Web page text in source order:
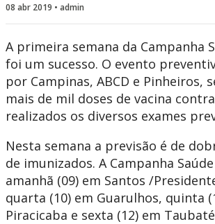
08 abr 2019 • admin
A primeira semana da Campanha
foi um sucesso. O evento
por Campinas, ABCD e Pinheiros,
mais de mil doses de vacina
realizados os diversos exames
Nesta semana a previsão é de
de imunizados. A Campanha
amanhã (09) em Santos /
quarta (10) em Guarulhos, quinta
Piracicaba e sexta (12) em